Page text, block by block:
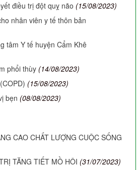
điều trị đột quỵ não (15/08/2023)
nhân viên y tế thôn bản
tâm Y tế huyện Cẩm Khê
phổi thùy (14/08/2023)
(15/08/2023)
bẹn (08/08/2023)
CAO CHẤT LƯỢNG CUỘC SỐNG
TĂNG TIẾT MỒ HÔI (31/07/2023)